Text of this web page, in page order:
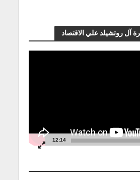
آل روتشيلد علي الاقتصاد
12:14